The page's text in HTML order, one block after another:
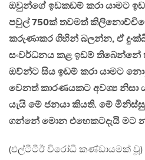
ඔවුන්ගේ ඉඩකඩම් කරා යාමට
පවුල් 750ක් තවමත්
කරුණාකර ගිහින් බලන්න, ඒ
සංවර්ධනය කළ ඉඩම් තිබෙන්නේ
ඔව්න්ට සිය ඉඩම් කරා යාමට
වෙනත් කාරණයකට අවශ්‍ය නිසා
යැයි මේ ජනයා කියති. මේ
ගන්නේ මොන එහෙකටදැයි මට
(එල්ටීටීඊ විරෝධී කණ්ඩායමක් වූ)